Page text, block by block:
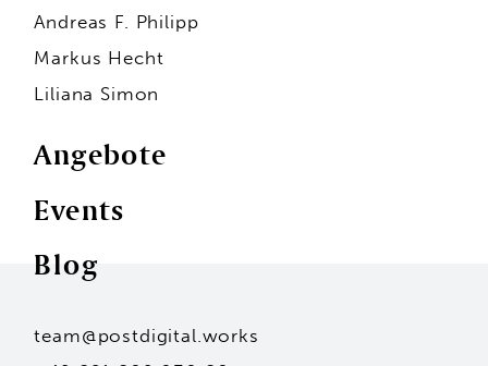
Andreas F. Philipp
Andreas F. Philipp
Markus Hecht
Liliana Simon
Angebote
Events
Blog
team@postdigital.works